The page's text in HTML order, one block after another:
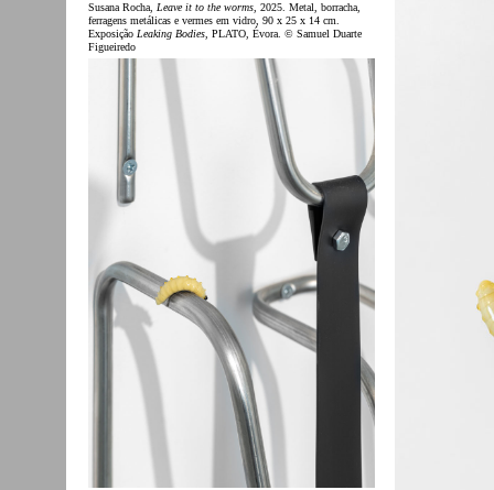
Susana Rocha, Leave it to the worms, 2025. Metal, borracha,
ferragens metálicas e vermes em vidro, 90 x 25 x 14 cm.
Exposição Leaking Bodies, PLATO, Évora. © Samuel Duarte
Figueiredo